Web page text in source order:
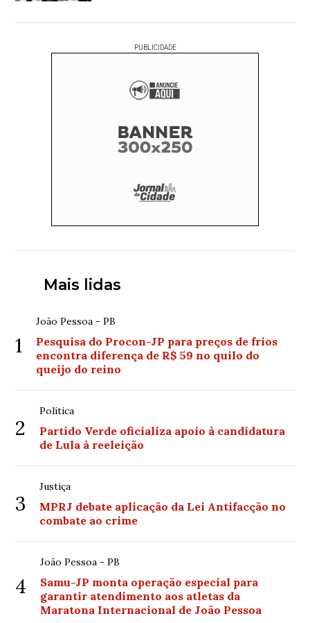
PUBLICIDADE
Mais lidas
1
João Pessoa - PB
Pesquisa do Procon-JP para preços de frios
encontra diferença de R$ 59 no quilo do
queijo do reino
2
Política
Partido Verde oficializa apoio à candidatura
de Lula à reeleição
3
Justiça
MPRJ debate aplicação da Lei Antifacção no
combate ao crime
4
João Pessoa - PB
Samu-JP monta operação especial para
garantir atendimento aos atletas da
Maratona Internacional de João Pessoa